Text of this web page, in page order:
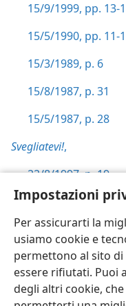
Impostazioni
Per assicurarti la
usiamo cookie e
permettono al sito
essere rifiutati. Puoi
degli altri cookie,
15/9/1999, pp. 13-
15/5/1990, pp. 11-
15/3/1989, p. 6
15/8/1987, p. 31
15/5/1987, p. 28
Svegliatevi!,
22/8/1997, p. 19
Ragioniamo, pp. 151-